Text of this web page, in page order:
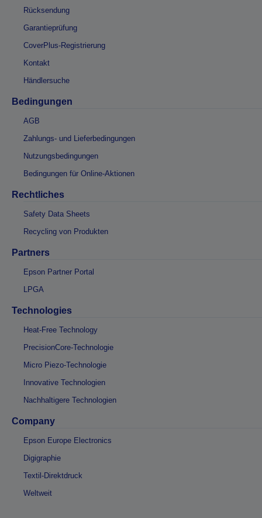
Rücksendung
Garantieprüfung
CoverPlus-Registrierung
Kontakt
Händlersuche
Bedingungen
AGB
Zahlungs- und Lieferbedingungen
Nutzungsbedingungen
Bedingungen für Online-Aktionen
Rechtliches
Safety Data Sheets
Recycling von Produkten
Partners
Epson Partner Portal
LPGA
Technologies
Heat-Free Technology
PrecisionCore-Technologie
Micro Piezo-Technologie
Innovative Technologien
Nachhaltigere Technologien
Company
Epson Europe Electronics
Digigraphie
Textil-Direktdruck
Weltweit